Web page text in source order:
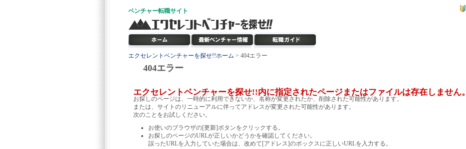
ベンチャー転職サイト
エクセレントベンチャーを探せ!!ホーム > 404エラー
404エラー
エクセレントベンチャーを探せ!!内に指定されたページまたはファイルは存在しません。
お探しのページは、一時的に利用できないか、名称が変更されたか、削除された可能性があります。
または、サイトのリニューアルに伴ってアドレスが変更された可能性があります。
次のことをお試しください。
お使いのブラウザの[更新]ボタンをクリックする。
お探しのページのURLが正しいかどうかを確認してください。
誤ったURLを入力していた場合は、改めて[アドレス]のボックスに正しいURLを入力する。